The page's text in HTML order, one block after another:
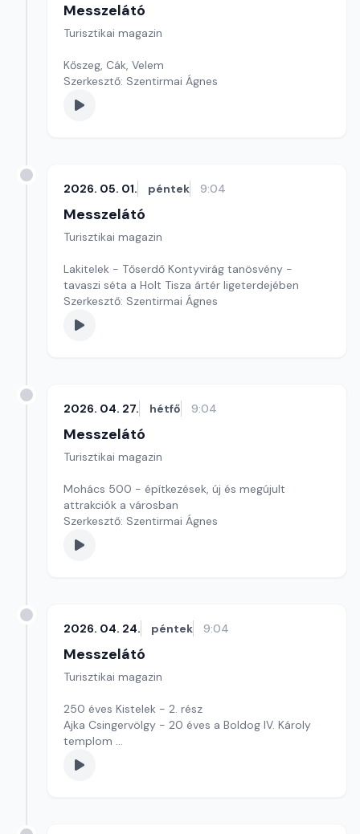
Messzelátó
Turisztikai magazin
Kőszeg, Cák, Velem
Szerkesztő: Szentirmai Ágnes
2026. 05. 01. péntek 9:04
Messzelátó
Turisztikai magazin
Lakitelek - Tőserdő Kontyvirág tanösvény -
tavaszi séta a Holt Tisza ártér ligeterdejében
Szerkesztő: Szentirmai Ágnes
2026. 04. 27. hétfő 9:04
Messzelátó
Turisztikai magazin
Mohács 500 - építkezések, új és megújult
attrakciók a városban
Szerkesztő: Szentirmai Ágnes
2026. 04. 24. péntek 9:04
Messzelátó
Turisztikai magazin
250 éves Kistelek - 2. rész
Ajka Csingervölgy - 20 éves a Boldog IV. Károly
templom
Szerkesztő: Szentirmai Ágnes